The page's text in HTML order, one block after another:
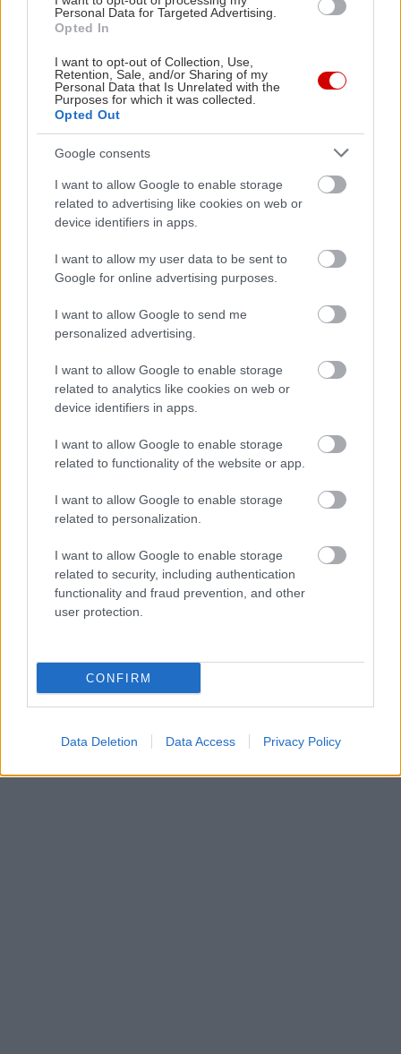
Personal Data for Targeted Advertising.
Opted In
I want to opt-out of Collection, Use,
Retention, Sale, and/or Sharing of my
Personal Data that Is Unrelated with the
Purposes for which it was collected.
Opted Out
Google consents
I want to allow Google to enable storage
related to advertising like cookies on web or
device identifiers in apps.
I want to allow my user data to be sent to
Google for online advertising purposes.
I want to allow Google to send me
personalized advertising.
I want to allow Google to enable storage
related to analytics like cookies on web or
device identifiers in apps.
I want to allow Google to enable storage
related to functionality of the website or app.
I want to allow Google to enable storage
related to personalization.
I want to allow Google to enable storage
related to security, including authentication
functionality and fraud prevention, and other
user protection.
CONFIRM
Data Deletion Data Access Privacy Policy
Δείτε ακόμη